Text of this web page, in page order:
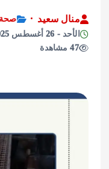
سعيد
صحة وجمال